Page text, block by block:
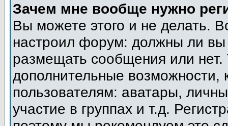
Зачем мне вообще нужно
Вы можете этого и не делать.
настроил форум: должны ли вы
размещать сообщения или
дополнительные
пользователям: аватары,
участие в группах и т.д.